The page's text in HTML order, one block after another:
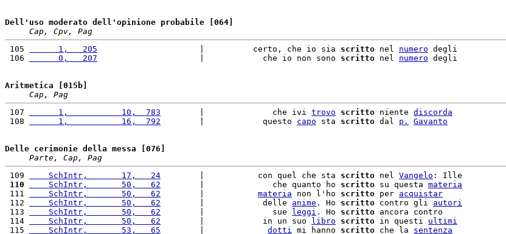
Dell'uso moderato dell'opinione probabile [064]
Cap, Cpv, Pag
105
      1,   205
                     |          certo, che io sia
scritto nel numero degli
106
      0,   207
                     |            che io non sono
scritto nel numero degli
Aritmetica [015b]
Cap, Pag
107
      1,           10,  783
        |              che ivi
trovo scritto niente discorda
108
      1,           16,  792
        |            questo
capo sta scritto dal p. Gavanto
Delle cerimonie della messa [076]
Parte, Cap, Pag
109
    SchIntr,       17,   24
        |           con quel che sta
scritto nel Vangelo
110
    SchIntr,       50,   62
        |              che quanto ho
scritto su questa materia
111
    SchIntr,       50,   62
materia non l'ho scritto per acquistar
112
    SchIntr,       50,   62
        |            delle
anime . Ho scritto contro gli autori
113
    SchIntr,       50,   62
        |              sue
leggi . Ho scritto ancora contro
114
    SchIntr,       50,   62
        |            in un suo
libro scritto in questi ultimi
115
    SchIntr,       53,   65
dotti mi hanno scritto che la sentenza